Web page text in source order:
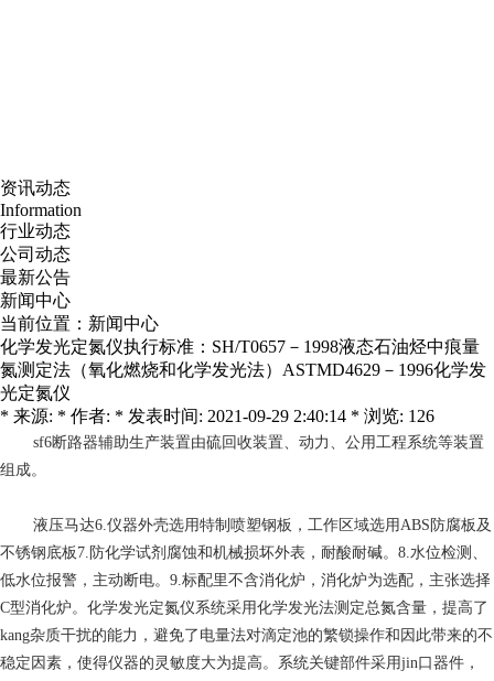
资讯动态
Information
行业动态
公司动态
最新公告
新闻中心
当前位置： 新闻中心
化学发光定氮仪执行标准：SH/T0657－1998液态石油烃中痕量
氮测定法（氧化燃烧和化学发光法）ASTMD4629－1996化学发
光定氮仪
* 来源: * 作者: * 发表时间: 2021-09-29 2:40:14 * 浏览: 126
sf6断路器辅助生产装置由硫回收装置、动力、公用工程系统等装置
组成。
液压马达6.仪器外壳选用特制喷塑钢板，工作区域选用ABS防腐板及
不锈钢底板7.防化学试剂腐蚀和机械损坏外表，耐酸耐碱。8.水位检测、
低水位报警，主动断电。9.标配里不含消化炉，消化炉为选配，主张选择
C型消化炉。化学发光定氮仪系统采用化学发光法测定总氮含量，提高了
kang杂质干扰的能力，避免了电量法对滴定池的繁锁操作和因此带来的不
稳定因素，使得仪器的灵敏度大为提高。系统关键部件采用jin口器件，